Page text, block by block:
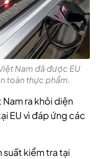
Nam đã được EU
toàn thực phẩm.
Nam ra khỏi diện
EU vì đáp ứng các
suất kiểm tra tại